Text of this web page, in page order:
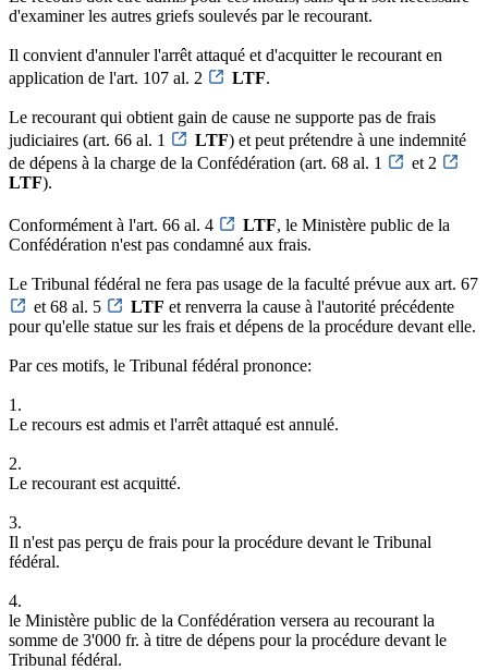
d'examiner les autres griefs soulevés par le recourant.
Il convient d'annuler l'arrêt attaqué et d'acquitter le recourant en
application de l'art. 107 al. 2
LTF.
Le recourant qui obtient gain de cause ne supporte pas de frais
judiciaires (art. 66 al. 1
LTF) et peut prétendre à une indemnité
de dépens à la charge de la Confédération (art. 68 al. 1
et 2
LTF).
Conformément à l'art. 66 al. 4 LTF, le Ministère public de la
Confédération n'est pas condamné aux frais.
Le Tribunal fédéral ne fera pas usage de la faculté prévue aux art. 67
et 68 al. 5
LTF et renverra la cause à l'autorité précédente
pour qu'elle statue sur les frais et dépens de la procédure devant elle.
Par ces motifs, le Tribunal fédéral prononce:
1.
Le recours est admis et l'arrêt attaqué est annulé.
2.
Le recourant est acquitté.
3.
Il n'est pas perçu de frais pour la procédure devant le Tribunal
fédéral.
4.
le Ministère public de la Confédération versera au recourant la
somme de 3'000 fr. à titre de dépens pour la procédure devant le
Tribunal fédéral.